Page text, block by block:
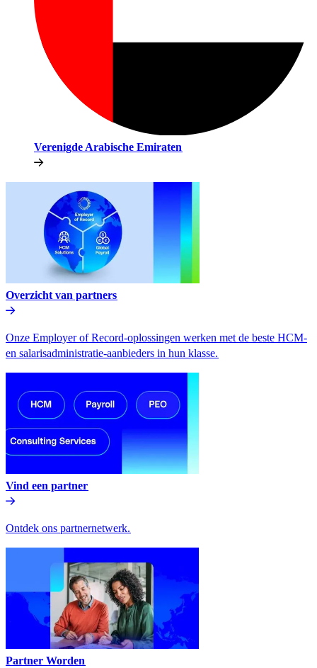
Verenigde Arabische Emiraten​​
Overzicht van partners​​
Onze Employer of Record-oplossingen werken met de beste HCM-
en salarisadministratie-aanbieders in hun klasse.​​
Vind een partner​​
Ontdek ons partnernetwerk.​​
Partner Worden​​